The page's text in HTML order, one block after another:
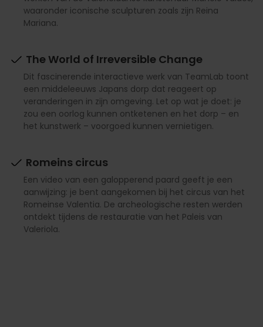
waaronder iconische sculpturen zoals zijn Reina
Mariana.
The World of Irreversible Change
Dit fascinerende interactieve werk van TeamLab toont
een middeleeuws Japans dorp dat reageert op
veranderingen in zijn omgeving. Let op wat je doet: je
zou een oorlog kunnen ontketenen en het dorp – en
het kunstwerk – voorgoed kunnen vernietigen.
Romeins circus
Een video van een galopperend paard geeft je een
aanwijzing: je bent aangekomen bij het circus van het
Romeinse Valentia. De archeologische resten werden
ontdekt tijdens de restauratie van het Paleis van
Valeriola.